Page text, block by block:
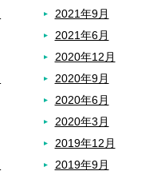
2021年9月
2021年6月
2020年12月
2020年9月
2020年6月
2020年3月
2019年12月
2019年9月